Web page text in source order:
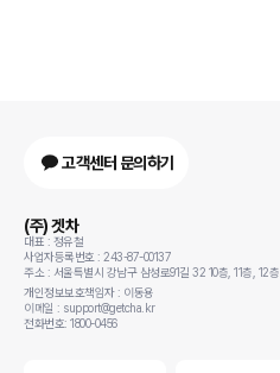
고객센터 문의하기
(주) 겟차
대표 : 정유철
사업자등록번호 : 243-87-00137
주소 : 서울특별시 강남구 삼성로91길 32 10층, 11층, 12층
개인정보보호책임자 : 이동용
이메일 : support@getcha.kr
전화번호: 1800-0456